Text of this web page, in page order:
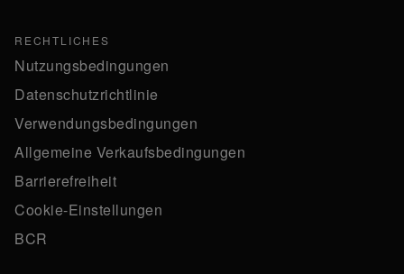
RECHTLICHES
Nutzungsbedingungen
Datenschutzrichtlinie
Verwendungsbedingungen
Allgemeine Verkaufsbedingungen
Barrierefreiheit
Cookie-Einstellungen
BCR